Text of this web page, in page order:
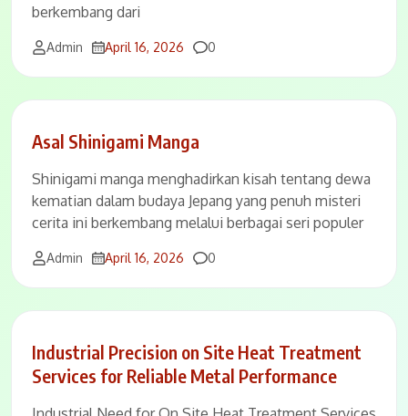
berkembang dari
Admin April 16, 2026 Comments
0
Asal Shinigami Manga
Shinigami manga menghadirkan kisah tentang dewa
kematian dalam budaya Jepang yang penuh misteri
cerita ini berkembang melalui berbagai seri populer
Admin April 16, 2026 Comments
0
Industrial Precision on Site Heat Treatment
Services for Reliable Metal Performance